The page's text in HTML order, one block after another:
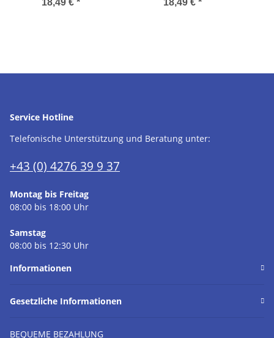
18,49 € * 18,49 € *
Service Hotline
Telefonische Unterstützung und Beratung unter:
+43 (0) 4276 39 9 37
Montag bis Freitag
08:00 bis 18:00 Uhr
Samstag
08:00 bis 12:30 Uhr
Informationen
Gesetzliche Informationen
BEQUEME BEZAHLUNG